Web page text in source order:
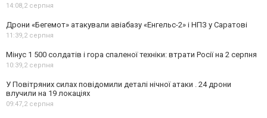
14:08,2 серпня
Дрони «Бегемот» атакували авіабазу «Енгельс-2» і НПЗ у Саратові
11:39,2 серпня
Мінус 1 500 солдатів і гора спаленої техніки: втрати Росії на 2 серпня
10:39,2 серпня
У Повітряних силах повідомили деталі нічної атаки . 24 дрони
влучили на 19 локаціях
09:47,2 серпня